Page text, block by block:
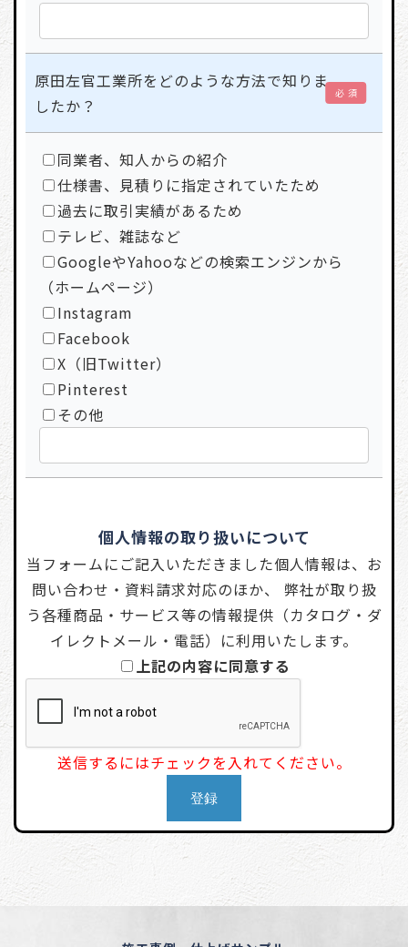
原田左官工業所をどのような方法で知りま
したか？
必 須
同業者、知人からの紹介
仕様書、見積りに指定されていたため
過去に取引実績があるため
テレビ、雑誌など
GoogleやYahooなどの検索エンジンから
（ホームページ）
Instagram
Facebook
X（旧Twitter）
Pinterest
その他
個人情報の取り扱いについて
当フォームにご記入いただきました個人情報は、お
問い合わせ・資料請求対応のほか、 弊社が取り扱
う各種商品・サービス等の情報提供（カタログ・ダ
イレクトメール・電話）に利用いたします。
上記の内容に同意する
送信するにはチェックを入れてください。